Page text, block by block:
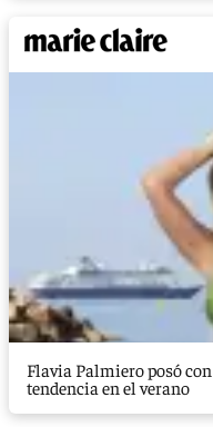
Flavia Palmiero posó
tendencia en el verano